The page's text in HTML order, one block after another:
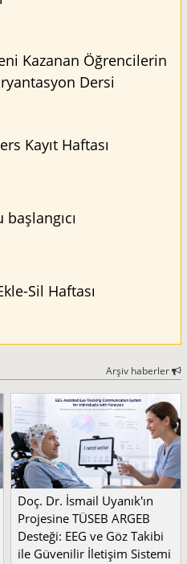
Kazanan Öğrencilerin
Dersi
Kayıt Haftası
Sil Haftası
Arşiv haberler
Doç. Dr. İsmail Uyanık'ın
Projesine TÜSEB ARGEB
Desteği: EEG ve Göz Takibi
ile Güvenilir İletişim Sistemi